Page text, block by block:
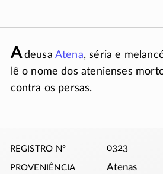
Adeusa Atena, séria e
lê o nome dos atenienses
contra os persas.
registro nº 0323
proveniência Atenas